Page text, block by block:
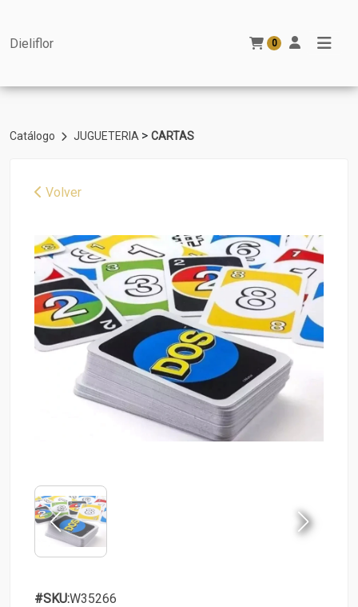
Dieliflor 0
Catálogo JUGUETERIA > CARTAS
Volver
#SKU:W35266